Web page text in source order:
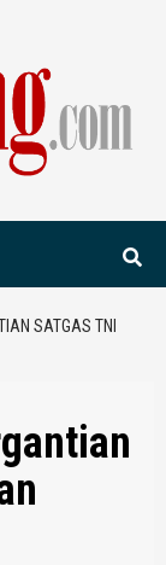
SATGAS TNI